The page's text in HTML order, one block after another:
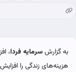
به گزارشسرمایه فردا،
هزینه‌های زندگی را